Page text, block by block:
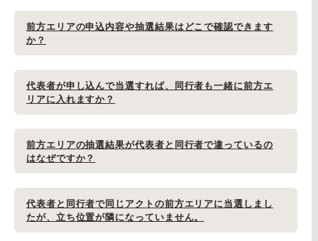
前方エリアの申込内容や抽選結果はどこで確認できます
か？
代表者が申し込んで当選すれば、同行者も一緒に前方エ
リアに入れますか？
前方エリアの抽選結果が代表者と同行者で違っているの
はなぜですか？
代表者と同行者で同じアクトの前方エリアに当選しまし
たが、立ち位置が隣になっていません。